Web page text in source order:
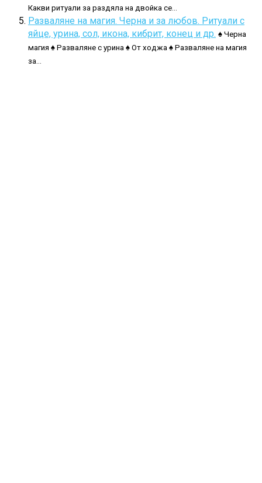
Какви ритуали за раздяла на двойка се...
Разваляне на магия. Черна и за любов. Ритуали с
яйце, урина, сол, икона, кибрит, конец и др. ♠ Черна
магия ♠ Разваляне с урина ♠ От ходжа ♠ Разваляне на магия
за...